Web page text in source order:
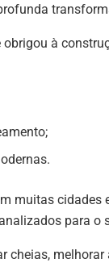
à
muitas cidades
para o
cheias,